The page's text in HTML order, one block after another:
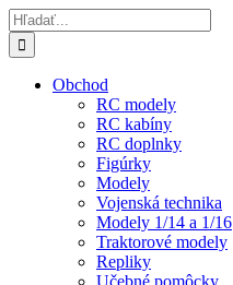
Skip
to
content
Hľadať:
Obchod
RC modely
RC kabíny
RC doplnky
Figúrky
Modely
Vojenská technika
Modely 1/14 a 1/16
Traktorové modely
Repliky
Učebné pomôcky